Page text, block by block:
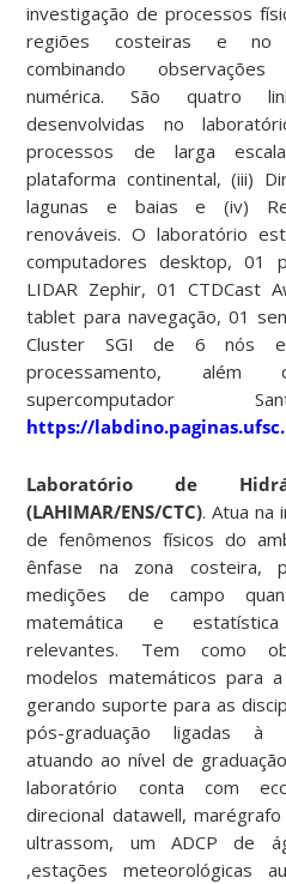
investigação de processos
regiões costeiras e no
combinando
numérica. São quatro
desenvolvidas no
processos de larga
plataforma continental, (iii)
lagunas e baias e (iv)
renováveis. O laboratório
computadores desktop, 01
LIDAR Zephir, 01 CTDCast
tablet para navegação, 01
Cluster SGI de 6 nós
processamento,
supercomputador
https://
Laboratório de
(LAHIMAR/ENS/CTC). Atua na
de fenômenos físicos do
ênfase na zona costeira,
medições de campo
matemática e
relevantes. Tem como
modelos matemáticos para
gerando suporte para as
pós-graduação ligadas à
atuando ao nível de
laboratório conta com
direcional datawell,
ultrassom, um ADCP de
,estações meteorológicas